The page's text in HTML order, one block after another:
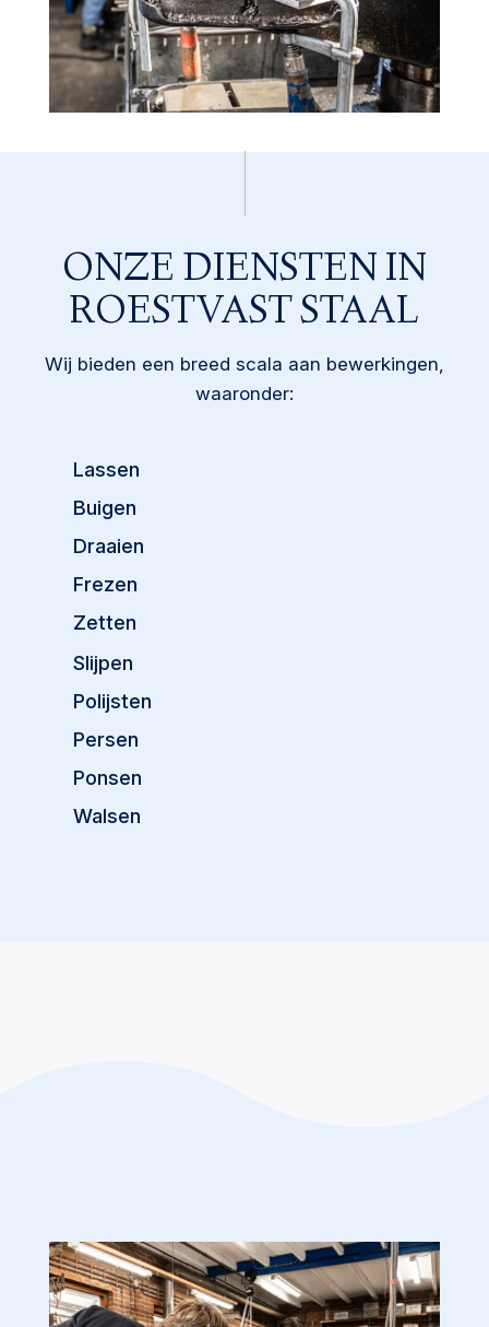
ONZE DIENSTEN IN
ROESTVAST STAAL
Wij bieden een breed scala aan bewerkingen,
waaronder:
Lassen
Buigen
Draaien
Frezen
Zetten
Slijpen
Polijsten
Persen
Ponsen
Walsen